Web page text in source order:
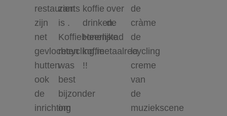
restaurants
zijn
net
gevlochten
hutten
ook
de
inrichting
zien
is .
Koffiebonen
recycling,metaalrecycling
was
best
bijzonder
om
koffie
drinken.
Heerlijke
koffie
!!
over
de
stad
de
cràme
de
la
creme
van
de
muziekscene